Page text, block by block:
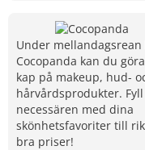
Under mellandagsrean
Cocopanda kan du göra
kap på makeup, hud-
hårvårdsprodukter. Fyll
necessären med dina
skönhetsfavoriter till
bra priser!